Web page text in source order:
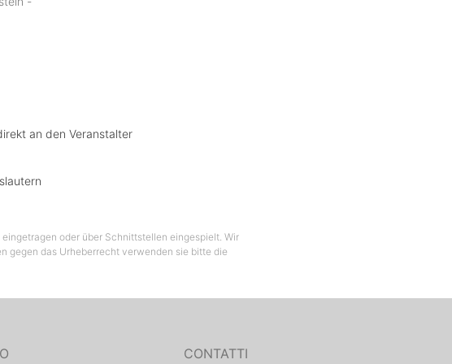
an den Veranstalter
oder über Schnittstellen eingespielt. Wir
gegen das Urheberrecht verwenden sie bitte die
CONTATTI